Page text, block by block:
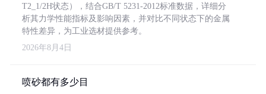
T2_1/2H状态），结合GB/T 5231-2012标准数据，详细分
析其力学性能指标及影响因素，并对比不同状态下的金属
特性差异，为工业选材提供参考。
2026年8月4日
喷砂都有多少目